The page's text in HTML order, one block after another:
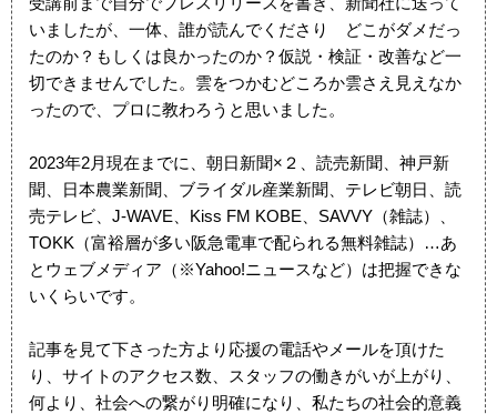
いましたが、一体、誰が読んでくださり どこがダメだっ
たのか？もしくは良かったのか？仮説・検証・改善など一
切できませんでした。雲をつかむどころか雲さえ見えなか
ったので、プロに教わろうと思いました。
2023年2月現在までに、朝日新聞×２、読売新聞、神戸新
聞、日本農業新聞、ブライダル産業新聞、テレビ朝日、読
売テレビ、J-WAVE、Kiss FM KOBE、SAVVY（雑誌）、
TOKK（富裕層が多い阪急電車で配られる無料雑誌）…あ
とウェブメディア（※Yahoo!ニュースなど）は把握できな
いくらいです。
記事を見て下さった方より応援の電話やメールを頂けた
り、サイトのアクセス数、スタッフの働きがいが上がり、
何より、社会への繋がり明確になり、私たちの社会的意義